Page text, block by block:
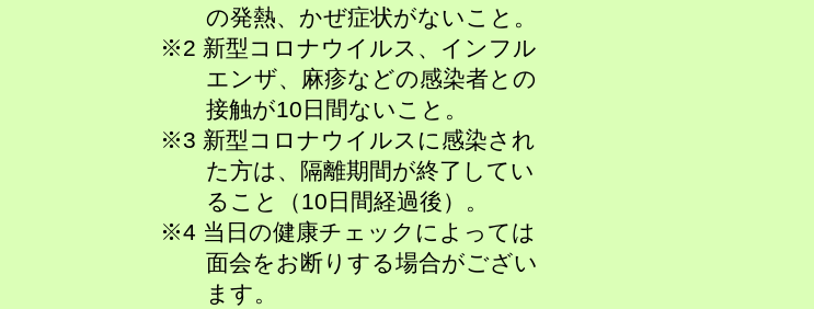
の発熱、かぜ症状がないこと。
※2 新型コロナウイルス、インフル
エンザ、麻疹などの感染者との
接触が10日間ないこと。
​ ※3 新型コロナウイルスに感染され
た方は、隔離期間が終了してい
ること（10日間経過後）。
※4 当日の健康チェックによっては
面会をお断り する場合がござい
ます。